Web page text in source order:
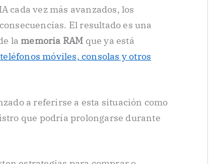
cada vez más avanzados, los
El resultado es una
la memoria RAM que ya está
móviles, consolas y otros
a referirse a esta situación como
que podría prolongarse durante